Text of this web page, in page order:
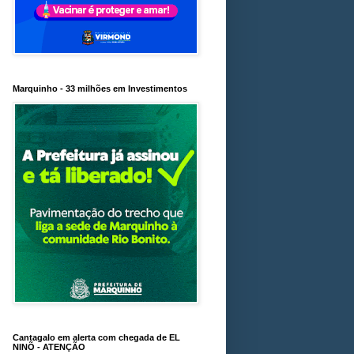
Marquinho - 33 milhões em Investimentos
Cantagalo em alerta com chegada de EL
NINÕ - ATENÇÃO